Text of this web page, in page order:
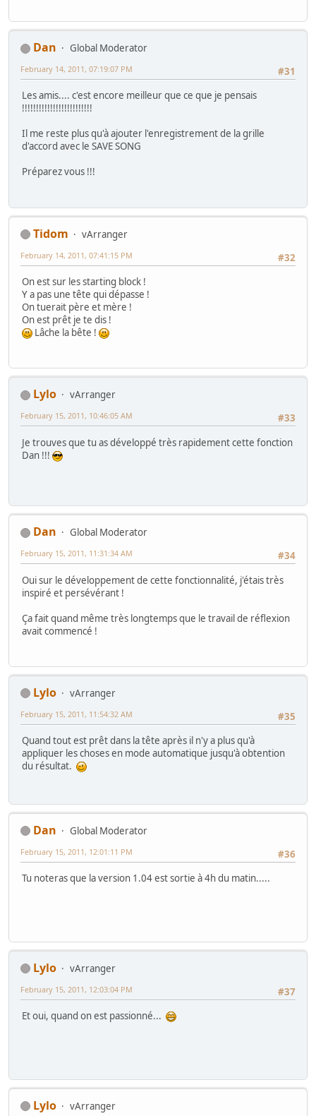
Dan
Global Moderator
#31
February 14, 2011, 07:19:07 PM
Les amis.... c'est encore meilleur que ce que je pensais
!!!!!!!!!!!!!!!!!!!!!!!!!
Il me reste plus qu'à ajouter l'enregistrement de la grille
d'accord avec le SAVE SONG
Préparez vous !!!
Tidom
vArranger
#32
February 14, 2011, 07:41:15 PM
On est sur les starting block !
Y a pas une tête qui dépasse !
On tuerait père et mère !
On est prêt je te dis !
Lâche la bête !
Lylo
vArranger
#33
February 15, 2011, 10:46:05 AM
Je trouves que tu as développé très rapidement cette fonction
Dan !!!
Dan
Global Moderator
#34
February 15, 2011, 11:31:34 AM
Oui sur le développement de cette fonctionnalité, j'étais très
inspiré et persévérant !
Ça fait quand même très longtemps que le travail de réflexion
avait commencé !
Lylo
vArranger
#35
February 15, 2011, 11:54:32 AM
Quand tout est prêt dans la tête après il n'y a plus qu'à
appliquer les choses en mode automatique jusqu'à obtention
du résultat.
Dan
Global Moderator
#36
February 15, 2011, 12:01:11 PM
Tu noteras que la version 1.04 est sortie à 4h du matin.....
Lylo
vArranger
#37
February 15, 2011, 12:03:04 PM
Et oui, quand on est passionné...
Lylo
vArranger